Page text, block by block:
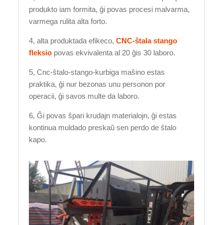
produkto iam formita, ĝi povas procesi malvarma,
varmega rulita alta forto.
4, alta produktada efikeco,CNC-ŝtala stango
fleksio povas ekvivalenta al 20 ĝis 30 laboro.
5, Cnc-ŝtalo-stango-kurbiga maŝino estas
praktika, ĝi nur bezonas unu personon por
operacii, ĝi savos multe da laboro.
6, Ĝi povas ŝpari krudajn materialojn, ĝi estas
kontinua muldado preskaŭ sen perdo de ŝtalo
kapo.